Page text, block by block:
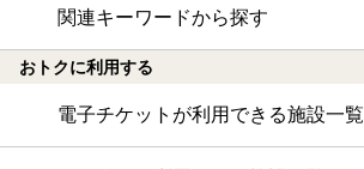
関連キーワードから探す
おトクに利用する
電子チケットが利用できる施設一覧